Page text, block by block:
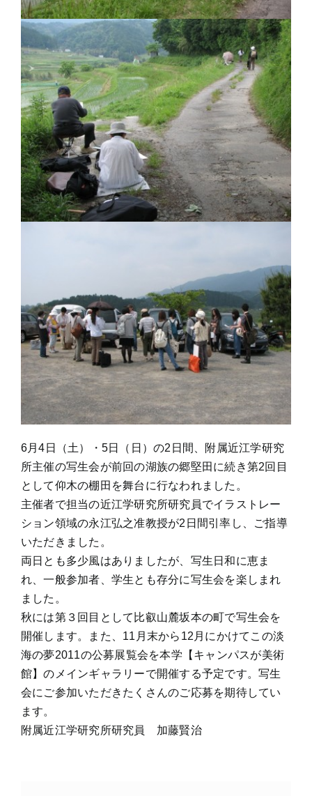
6月4日（土）・5日（日）の2日間、附属近江学研究
所主催の写生会が前回の湖族の郷堅田に続き第2回目
として仰木の棚田を舞台に行なわれました。
主催者で担当の近江学研究所研究員でイラストレー
ション領域の永江弘之准教授が2日間引率し、ご指導
いただきました。
両日とも多少風はありましたが、写生日和に恵ま
れ、一般参加者、学生とも存分に写生会を楽しまれ
ました。
秋には第３回目として比叡山麓坂本の町で写生会を
開催します。また、11月末から12月にかけてこの淡
海の夢2011の公募展覧会を本学【キャンパスが美術
館】のメインギャラリーで開催する予定です。写生
会にご参加いただきたくさんのご応募を期待してい
ます。
附属近江学研究所研究員 加藤賢治